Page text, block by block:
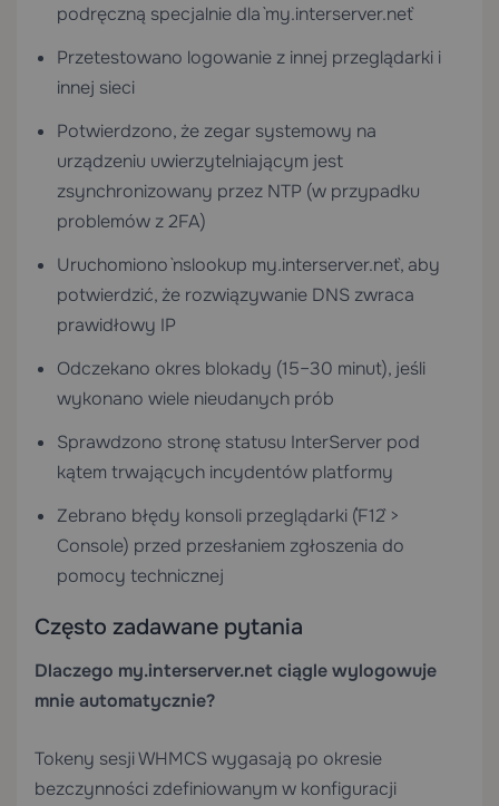
podręczną specjalnie dla `my.interserver.net`
Przetestowano logowanie z innej przeglądarki i
innej sieci
Potwierdzono, że zegar systemowy na
urządzeniu uwierzytelniającym jest
zsynchronizowany przez NTP (w przypadku
problemów z 2FA)
Uruchomiono `nslookup my.interserver.net`, aby
potwierdzić, że rozwiązywanie DNS zwraca
prawidłowy IP
Odczekano okres blokady (15–30 minut), jeśli
wykonano wiele nieudanych prób
Sprawdzono stronę statusu InterServer pod
kątem trwających incydentów platformy
Zebrano błędy konsoli przeglądarki (`F12` >
Console) przed przesłaniem zgłoszenia do
pomocy technicznej
Często zadawane pytania
Dlaczego my.interserver.net ciągle wylogowuje
mnie automatycznie?
Tokeny sesji WHMCS wygasają po okresie
bezczynności zdefiniowanym w konfiguracji